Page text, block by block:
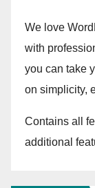
We love
with
you can take
on simplicity,
Contains all
additional